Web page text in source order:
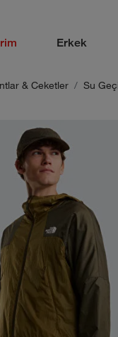
Erkek
& Ceketler Su